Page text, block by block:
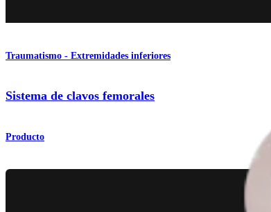
Traumatismo - Extremidades inferiores
Sistema de clavos femorales
Producto